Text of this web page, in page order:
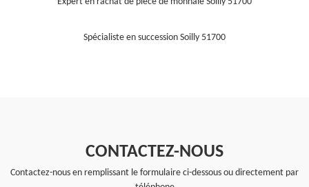
Spécialiste en succession Soilly 51700
CONTACTEZ-NOUS
Contactez-nous en remplissant le formulaire ci-dessous ou directement par